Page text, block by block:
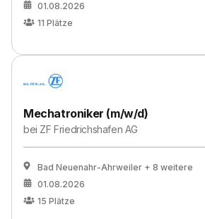
01.08.2026
11 Plätze
Mechatroniker (m/w/d)
bei ZF Friedrichshafen AG
Bad Neuenahr-Ahrweiler + 8 weitere
01.08.2026
15 Plätze